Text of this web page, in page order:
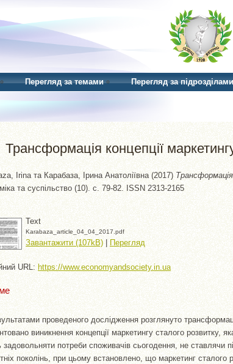
Перегляд за темами Перегляд за підрозділами
Трансформація концепції
Irina та Карабаза, Ірина Анатоліївна (2017) Трансформація
та суспільство (10). с. 79-82. ISSN 2313-2165
Text
Karabaza_article_04_04_2017.pdf
Завантажити (107kB) | Перегляд
URL: https://www.economyandsociety.in.ua
проведеного дослідження розглянуто
виникнення концепції маркетингу сталого розвитку,
потреби споживачів сьогодення, не ставлячи
поколінь, при цьому встановлено, що маркетинг сталого